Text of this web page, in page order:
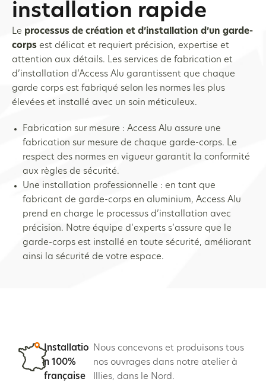
installation rapide
Le processus de création et d’installation d’un garde-
corps est délicat et requiert précision, expertise et
attention aux détails. Les services de fabrication et
d’installation d’Access Alu garantissent que chaque
garde corps est fabriqué selon les normes les plus
élevées et installé avec un soin méticuleux.
Fabrication sur mesure : Access Alu assure une
fabrication sur mesure de chaque garde-corps. Le
respect des normes en vigueur garantit la conformité
aux règles de sécurité.
Une installation professionnelle : en tant que
fabricant de garde-corps en aluminium, Access Alu
prend en charge le processus d’installation avec
précision. Notre équipe d’experts s’assure que le
garde-corps est installé en toute sécurité, améliorant
ainsi la sécurité de votre espace.
Installatio
n 100%
française
Nous concevons et produisons tous
nos ouvrages dans notre atelier à
Illies, dans le Nord.